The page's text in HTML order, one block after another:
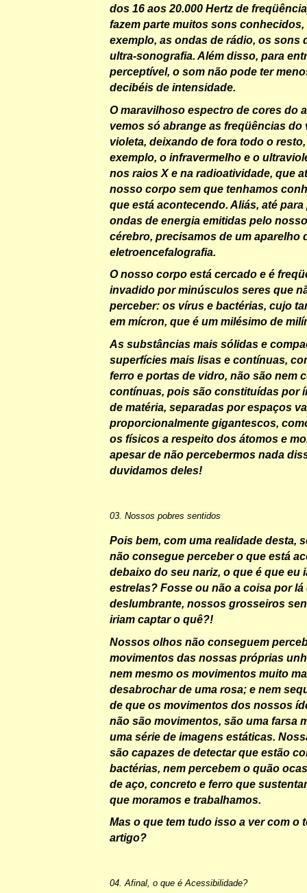
dos 16 aos 20.000 Hertz de
fazem parte muitos sons
exemplo, as ondas de rádio, os sons
ultra-sonografia. Além disso, para
perceptível, o som não pode ter
decibéis de intensidade.
O maravilhoso espectro de cores do
vemos só abrange as freqüências do
violeta, deixando de fora todo o
exemplo, o infravermelho e o
nos raios X e na radioatividade, que
nosso corpo sem que tenhamos
que está acontecendo. Aliás, até
ondas de energia emitidas pelo
cérebro, precisamos de um aparelho
eletroencefalografia.
O nosso corpo está cercado e é
invadido por minúsculos seres que
perceber: os vírus e bactérias, cujo
em mícron, que é um milésimo de
As substâncias mais sólidas e
superfícies mais lisas e contínuas,
ferro e portas de vidro, não são nem
contínuas, pois são constituídas por
de matéria, separadas por espaços
proporcionalmente gigantescos,
os físicos a respeito dos átomos e
apesar de não percebermos nada
duvidamos deles!
03. Nossos pobres sentidos
Pois bem, com uma realidade desta,
não consegue perceber o que está
debaixo do seu nariz, o que é que eu
estrelas? Fosse ou não a coisa por lá
deslumbrante, nossos grosseiros
iriam captar o quê?!
Nossos olhos não conseguem
movimentos das nossas próprias
nem mesmo os movimentos muito
desabrochar de uma rosa; e nem
de que os movimentos dos nossos
não são movimentos, são uma farsa
uma série de imagens estáticas.
são capazes de detectar que estão
bactérias, nem percebem o quão
de aço, concreto e ferro que
que moramos e trabalhamos.
Mas o que tem tudo isso a ver com o
artigo?
04. Afinal, o que é Acessibilidade?